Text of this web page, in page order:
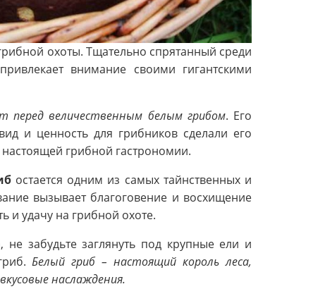
охоты. Тщательно спрятанный среди
внимание своими гигантскими
перед величественным белым грибом. Его
и ценность для грибников сделали его
грибной гастрономии.
остается одним из самых тайнственных и
вызывает благоговение и восхищение
и удачу на грибной охоте.
забудьте заглянуть под крупные ели и
Белый гриб – настоящий король леса,
наслаждения.